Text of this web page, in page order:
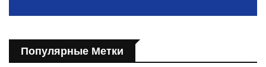
Популярные Метки